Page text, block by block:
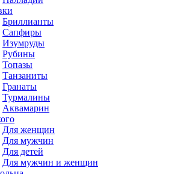
Бриллианты
Сапфиры
Изумруды
Рубины
Топазы
Танзаниты
Гранаты
Турмалины
Аквамарин
Для женщин
Для мужчин
Для детей
Для мужчин и женщин